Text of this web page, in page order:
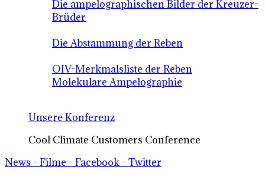
Die ampelographischen Bilder der Kreuzer-
Brüder
Die Abstammung der Reben
OIV-Merkmalsliste der Reben
Molekulare Ampelographie
Unsere Konferenz
Cool Climate Customers Conference
News - Filme - Facebook - Twitter